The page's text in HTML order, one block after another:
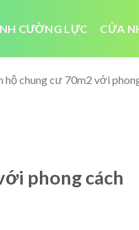
CƯỜNG LỰC CỬA
chung cư 70m2 với
phong cách